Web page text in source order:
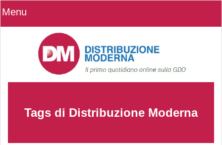
Menu
Tags di Distribuzione Moderna